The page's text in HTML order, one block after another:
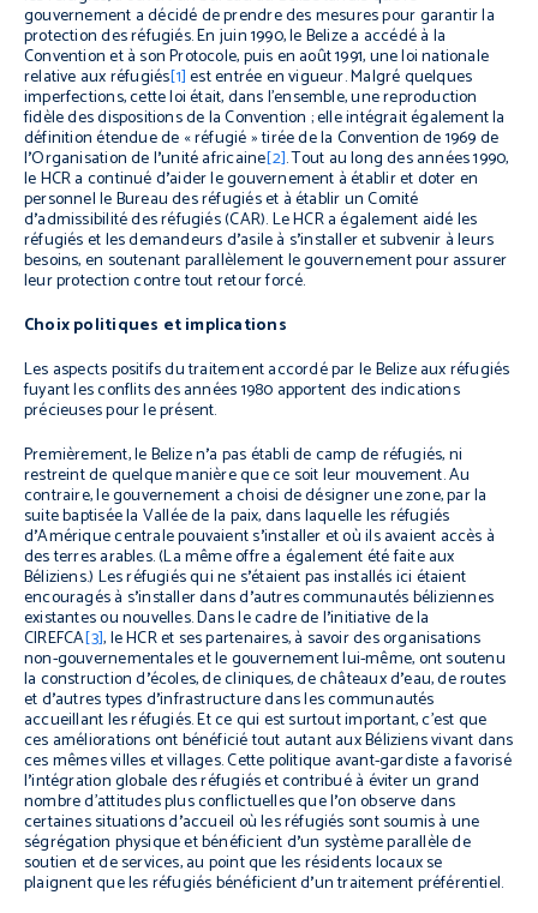
gouvernement a décidé de prendre des mesures pour garantir la
protection des réfugiés. En juin 1990, le Belize a accédé à la
Convention et à son Protocole, puis en août 1991, une loi nationale
relative aux réfugiés[1]est entrée en vigueur. Malgré quelques
imperfections, cette loi était, dans l’ensemble, une reproduction
fidèle des dispositions de la Convention ; elle intégrait également la
définition étendue de « réfugié » tirée de la Convention de 1969 de
l’Organisation de l’unité africaine[2]. Tout au long des années 1990,
le HCR a continué d’aider le gouvernement à établir et doter en
personnel le Bureau des réfugiés et à établir un Comité
d’admissibilité des réfugiés (CAR). Le HCR a également aidé les
réfugiés et les demandeurs d’asile à s’installer et subvenir à leurs
besoins, en soutenant parallèlement le gouvernement pour assurer
leur protection contre tout retour forcé.
Choix politiques et implications
Les aspects positifs du traitement accordé par le Belize aux réfugiés
fuyant les conflits des années 1980 apportent des indications
précieuses pour le présent.
Premièrement, le Belize n’a pas établi de camp de réfugiés, ni
restreint de quelque manière que ce soit leur mouvement. Au
contraire, le gouvernement a choisi de désigner une zone, par la
suite baptisée la Vallée de la paix, dans laquelle les réfugiés
d’Amérique centrale pouvaient s’installer et où ils avaient accès à
des terres arables. (La même offre a également été faite aux
Béliziens.) Les réfugiés qui ne s’étaient pas installés ici étaient
encouragés à s’installer dans d’autres communautés béliziennes
existantes ou nouvelles. Dans le cadre de l’initiative de la
CIREFCA[3], le HCR et ses partenaires, à savoir des organisations
non-gouvernementales et le gouvernement lui-même, ont soutenu
la construction d’écoles, de cliniques, de châteaux d’eau, de routes
et d’autres types d’infrastructure dans les communautés
accueillant les réfugiés. Et ce qui est surtout important, c’est que
ces améliorations ont bénéficié tout autant aux Béliziens vivant dans
ces mêmes villes et villages. Cette politique avant-gardiste a favorisé
l’intégration globale des réfugiés et contribué à éviter un grand
nombre d’attitudes plus conflictuelles que l’on observe dans
certaines situations d’accueil où les réfugiés sont soumis à une
ségrégation physique et bénéficient d’un système parallèle de
soutien et de services, au point que les résidents locaux se
plaignent que les réfugiés bénéficient d’un traitement préférentiel.